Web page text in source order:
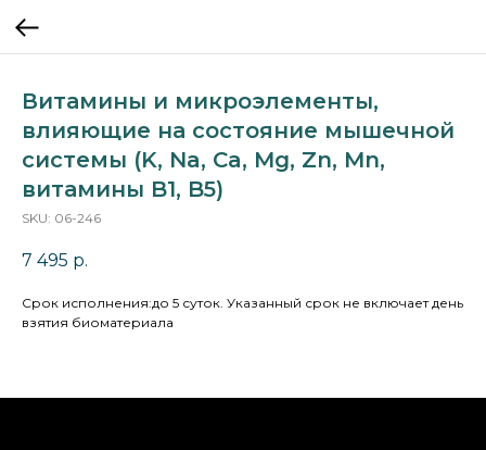
Витамины и микроэлементы,
влияющие на состояние мышечной
системы (K, Na, Ca, Mg, Zn, Mn,
витамины B1, B5)
SKU: 06-246
7 495 р.
Cрок исполнения:до 5 суток. Указанный срок не включает день
взятия биоматериала